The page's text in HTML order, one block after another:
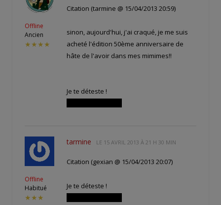
Offline
Ancien
★★★★
Citation (tarmine @ 15/04/2013 20:59)
sinon, aujourd'hui, j'ai craqué, je me suis
acheté l'édition 50ème anniversaire de
hâte de l'avoir dans mes mimimes!!
Je te déteste !
Offline
Habitué
★★★
tarmine LE 15 AVRIL 2013 À 21 H 30 MIN
Citation (gexian @ 15/04/2013 20:07)
Je te déteste !